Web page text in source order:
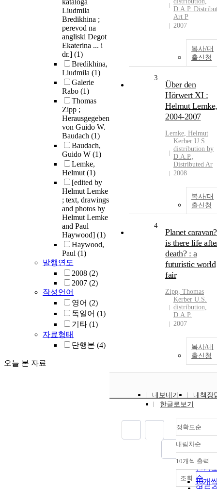
kataloga
Liudmila
Bredikhina ;
perevod na
angliski Degot
Ekaterina ... i
dr.] (1)
Bredikhina,
Liudmila (1)
Galerie
Rabo (1)
Thomas
Zipp ;
Herausgegeben
von Guido W.
Baudach (1)
Baudach,
Guido W (1)
Lemke,
Helmut(1)
[edited by
Helmut Lemke
; text, drawings
and photos by
Helmut Lemke
and Paul
Haywood] (1)
Haywood,
Paul (1)
발행연도
2008 (2)
2007 (2)
작성언어
영어 (2)
독일어 (1)
기타 (1)
자료형태
단행본 (4)
오늘 본 자료
D.A.P.
Art P
2007
복사/대
출신청
3
Über den
Hörwert XI :
Helmut Lemke,
2004-2007
Lemke, Helmut
Kerber U.S.
distribution by
D.A.P.,
Distributed Ar
2008
복사/대
출신청
4
Planet
is there life
death? : a
futuristic world
fair
Zipp, Thomas
Kerber U.S.
distribution,
D.A.P.
2007
복사/대
출신청
내보내기
내책장
한글로보기
정확도순
정확
순
인기
순
내림차순
내림
10개씩 출력
10개
조회